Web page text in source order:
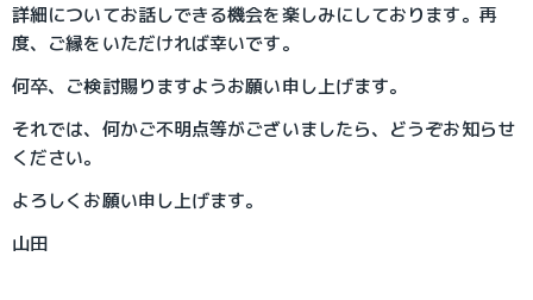
詳細についてお話しできる機会を楽しみにしております。再
度、ご縁をいただければ幸いです。
何卒、ご検討賜りますようお願い申し上げます。
それでは、何かご不明点等がございましたら、どうぞお知らせ
ください。
よろしくお願い申し上げます。
山田